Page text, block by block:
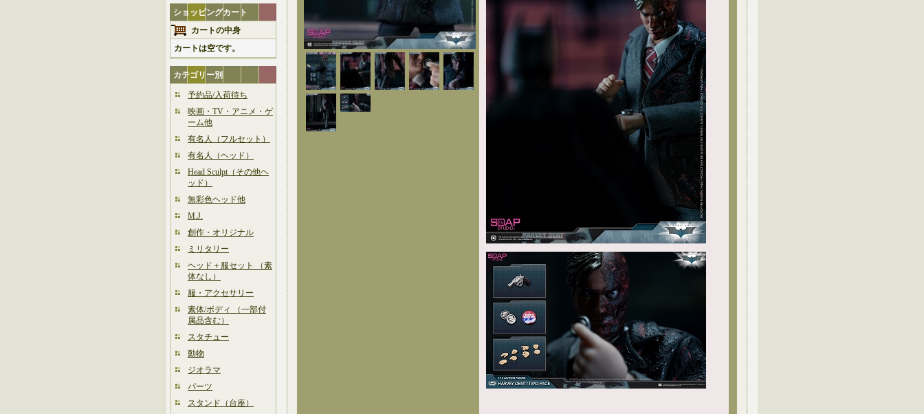
ショッピングカート
カートの中身
カートは空です。
カテゴリー別
予約品/入荷待ち
映画・TV・アニメ・ゲ
ーム他
有名人（フルセット）
有名人（ヘッド）
Head Sculpt（その他ヘ
ッド）
無彩色ヘッド他
M.J.
創作・オリジナル
ミリタリー
ヘッド＋服セット （素
体なし）
服・アクセサリー
素体/ボディ （一部付
属品含む）
スタチュー
動物
ジオラマ
パーツ
スタンド（台座）